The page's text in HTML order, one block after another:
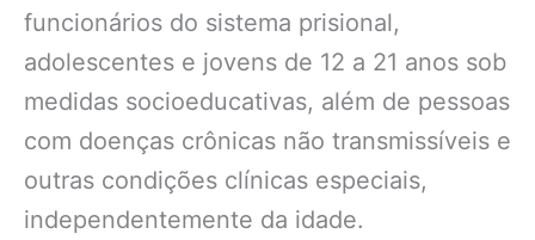
funcionários do sistema prisional,
adolescentes e jovens de 12 a 21 anos sob
medidas socioeducativas, além de pessoas
com doenças crônicas não transmissíveis e
outras condições clínicas especiais,
independentemente da idade.